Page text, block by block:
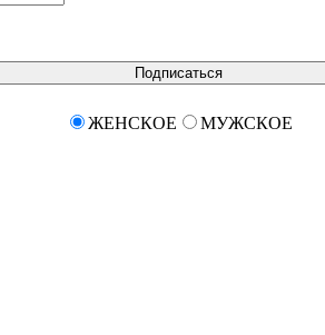
Подписаться
ЖЕНСКОЕ МУЖСКОЕ